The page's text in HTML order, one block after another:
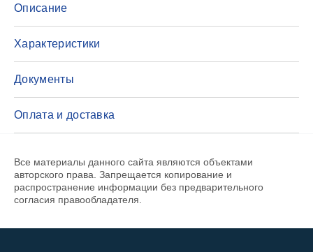
Описание
Характеристики
Документы
Оплата и доставка
Все материалы данного сайта являются объектами
авторского права. Запрещается копирование и
распространение информации без предварительного
согласия правообладателя.